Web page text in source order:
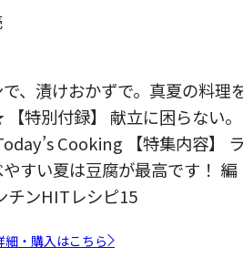
、漬けおかずで。真夏の料理
特別付録】 献立に困らない。
Cooking 【特集内容】
すい夏は豆腐が最高です！ 編
チンHITレシピ15
細・購入はこちら